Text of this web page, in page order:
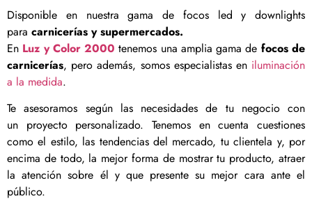
Disponible en nuestra gama de focos led y downlights
para carnicerías y supermercados.
En Luz y Color 2000 tenemos una amplia gama de focos de
carnicerías, pero además, somos especialistas en iluminación
a la medida.
Te asesoramos según las necesidades de tu negocio con
un proyecto personalizado. Tenemos en cuenta cuestiones
como el estilo, las tendencias del mercado, tu clientela y, por
encima de todo, la mejor forma de mostrar tu producto, atraer
la atención sobre él y que presente su mejor cara ante el
público.